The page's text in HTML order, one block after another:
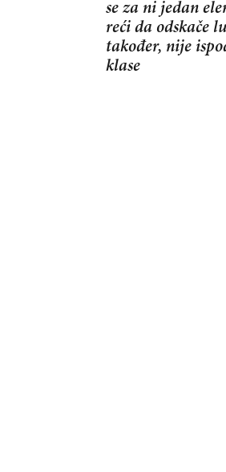
se za ni jedan
reći da odskače
također, nije
klase